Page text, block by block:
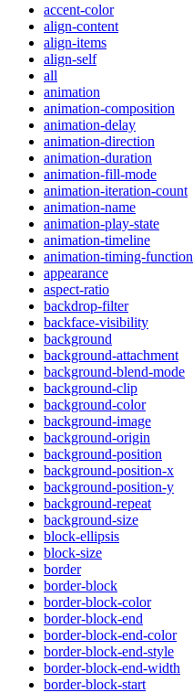
accent-color
align-content
align-items
align-self
all
animation
animation-composition
animation-delay
animation-direction
animation-duration
animation-fill-mode
animation-iteration-count
animation-name
animation-play-state
animation-timeline
animation-timing-function
appearance
aspect-ratio
backdrop-filter
backface-visibility
background
background-attachment
background-blend-mode
background-clip
background-color
background-image
background-origin
background-position
background-position-x
background-position-y
background-repeat
background-size
block-ellipsis
block-size
border
border-block
border-block-color
border-block-end
border-block-end-color
border-block-end-style
border-block-end-width
border-block-start